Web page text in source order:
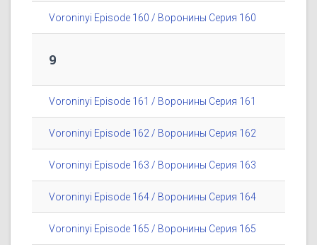
Voroninyi Episode 160 / Воронины Серия 160
9
Voroninyi Episode 161 / Воронины Серия 161
Voroninyi Episode 162 / Воронины Серия 162
Voroninyi Episode 163 / Воронины Серия 163
Voroninyi Episode 164 / Воронины Серия 164
Voroninyi Episode 165 / Воронины Серия 165